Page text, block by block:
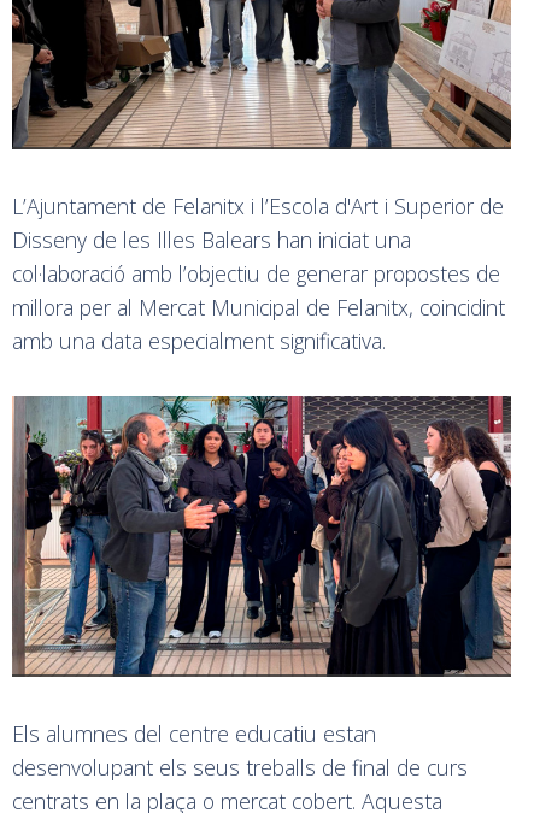
L’Ajuntament de Felanitx i l’Escola d'Art i Superior de
Disseny de les Illes Balears han iniciat una
col·laboració amb l’objectiu de generar propostes de
millora per al Mercat Municipal de Felanitx, coincidint
amb una data especialment significativa.
Els alumnes del centre educatiu estan
desenvolupant els seus treballs de final de curs
centrats en la plaça o mercat cobert. Aquesta